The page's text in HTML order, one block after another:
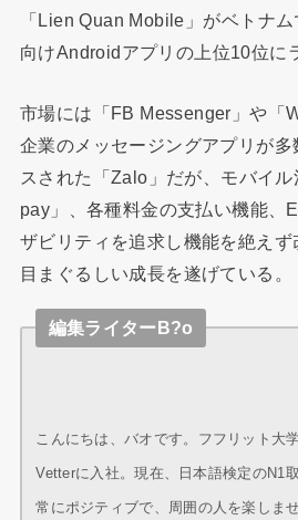
「Lien Quan Mobile」がベトナ
向けAndroidアプリの上位10位に
市場には「FB Messenger」や「
企業のメッセージングアプリが
スされた「Zalo」だが、モバイ
pay」、各種料金の支払い機能、
ザビリティを追求し機能を絶え
目まぐるしい成長を遂げている。
編集ライターB?o
こんにちは、バオです。フフリット大
Vetterに入社。現在、日本語検定のN1
常にポジティブで、周囲の人を楽しま